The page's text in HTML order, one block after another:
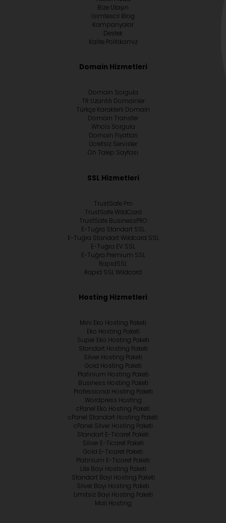
Bize Ulaşın
İsimtescil Blog
Kampanyalar
Destek
Kalite Politikamız
Domain Hizmetleri
Domain Sorgula
TR Uzantılı Domainler
Türkçe Karakterli Domain
Domain Transfer
Whoİs Sorgula
Domain Fiyatları
Ücretsiz Servisler
Ön Talep Sayfası
SSL Hizmetleri
TrustSafe Pro
TrustSafe WildCard
TrustSafe BusinessPRO
E-Tuğra Standart SSL
E-Tuğra Standart Wildcard SSL
E-Tuğra EV SSL
E-Tuğra Premium SSL
RapidSSL
Rapid SSL Wildcard
Hosting Hizmetleri
Mini Eko Hosting Paketi
Eko Hosting Paketi
Super Eko Hosting Paketi
Standart Hosting Paketi
Silver Hosting Paketi
Gold Hosting Paketi
Platinium Hosting Paketi
Business Hosting Paketi
Professional Hosting Paketi
Wordpress Hosting
cPanel Eko Hosting Paketi
cPanel Standart Hosting Paketi
cPanel Silver Hosting Paketi
Standart E-Ticaret Paketi
Silver E-Ticaret Paketi
Gold E-Ticaret Paketi
Platinium E-Ticaret Paketi
Lite Bayi Hosting Paketi
Standart Bayi Hosting Paketi
Silver Bayi Hosting Paketi
Limitsiz Bayi Hosting Paketi
Mail Hosting